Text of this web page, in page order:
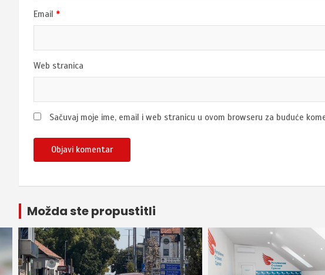
Email *
Web stranica
Sačuvaj moje ime, email i web stranicu u ovom browseru za buduće
Možda ste propustitli